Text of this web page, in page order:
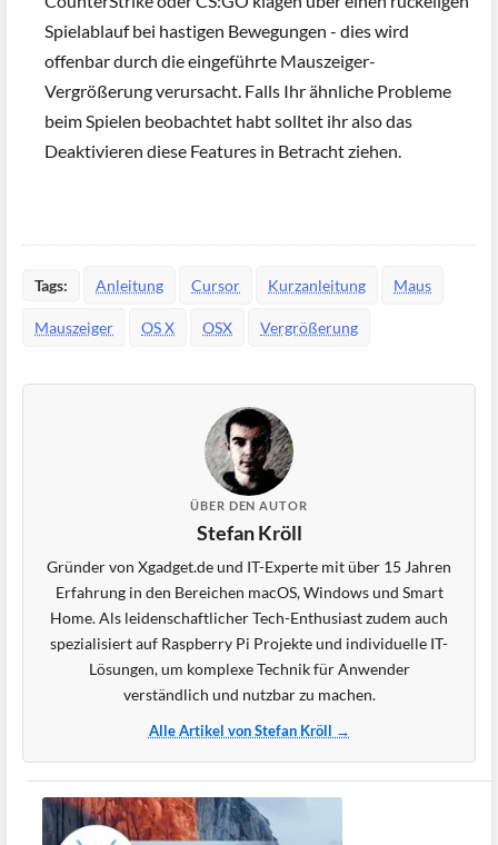
Spielablauf bei hastigen Bewegungen - dies wird
offenbar durch die eingeführte Mauszeiger-
Vergrößerung verursacht. Falls Ihr ähnliche Probleme
beim Spielen beobachtet habt solltet ihr also das
Deaktivieren diese Features in Betracht ziehen.
Tags: Anleitung Cursor Kurzanleitung Maus
Mauszeiger OS X OSX Vergrößerung
ÜBER DEN AUTOR
Stefan Kröll
Gründer von Xgadget.de und IT-Experte mit über 15 Jahren
Erfahrung in den Bereichen macOS, Windows und Smart
Home. Als leidenschaftlicher Tech-Enthusiast zudem auch
spezialisiert auf Raspberry Pi Projekte und individuelle IT-
Lösungen, um komplexe Technik für Anwender
verständlich und nutzbar zu machen.
Alle Artikel von Stefan Kröll →